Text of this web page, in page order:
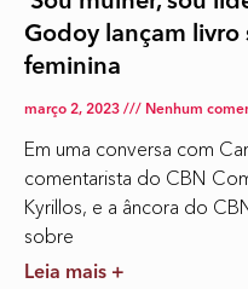
Godoy lançam livro
feminina
março 2, 2023 Nenhum
Em uma conversa com
comentarista do CBN
Kyrillos, e a âncora do
sobre
Leia mais +